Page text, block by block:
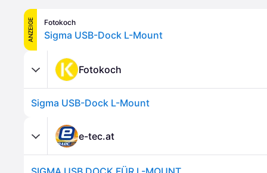
ANZEIGE Fotokoch
Sigma USB-Dock L-Mount
Fotokoch
Sigma USB-Dock L-Mount
e-tec.at